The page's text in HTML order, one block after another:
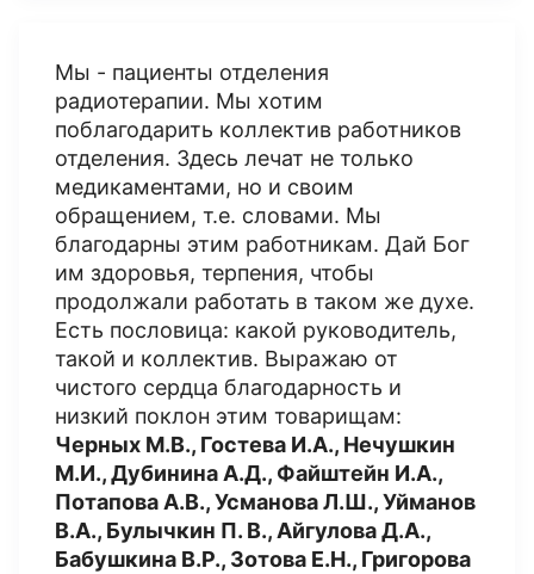
Мы - пациенты отделения
радиотерапии. Мы хотим
поблагодарить коллектив работников
отделения. Здесь лечат не только
медикаментами, но и своим
обращением, т.е. словами. Мы
благодарны этим работникам. Дай Бог
им здоровья, терпения, чтобы
продолжали работать в таком же духе.
Есть пословица: какой руководитель,
такой и коллектив. Выражаю от
чистого сердца благодарность и
низкий поклон этим товарищам:
Черных М.В., Гостева И.А., Нечушкин
М.И., Дубинина А.Д., Файштейн И.А.,
Потапова А.В., Усманова Л.Ш., Уйманов
В.А., Булычкин П. В., Айгулова Д.А.,
Бабушкина В.Р., Зотова Е.Н., Григорова